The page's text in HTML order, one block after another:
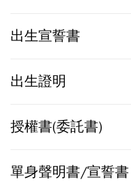
出生宣誓書
出生證明
授權書(委託書)
單身聲明書/宣誓書